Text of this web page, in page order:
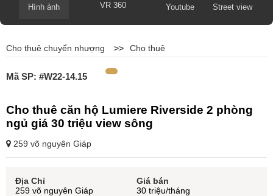
Hình ảnh VR 360 Youtube Street view
Cho thuê chuyển nhượng >> Cho thuê
Mã SP: #W22-14.15
Cho thuê căn hộ Lumiere Riverside 2 phòng
ngủ giá 30 triệu view sông
259 võ nguyên Giáp
Địa Chỉ
259 võ nguyên Giáp
Giá bán
30 triệu/tháng